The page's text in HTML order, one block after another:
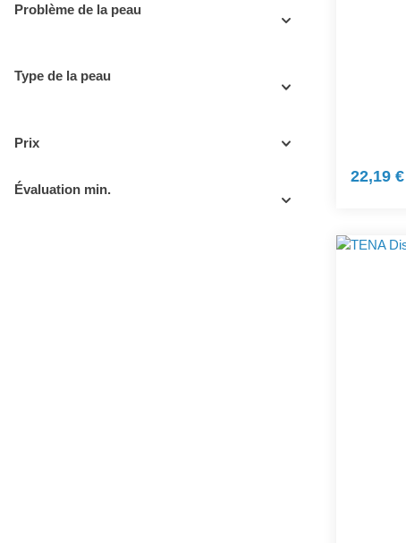
Problème de la peau
Type de la peau
Prix
Évaluation min.
22,19 €